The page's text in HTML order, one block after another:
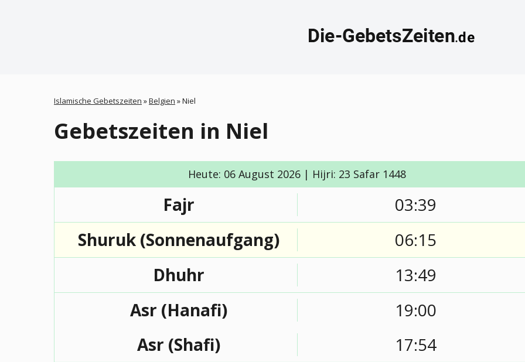
Islamische Gebetszeiten »Belgien »Niel
Gebetszeiten in Niel
Heute: 06 August 2026 | Hijri: 23 Safar 1448
Fajr
03:39
Shuruk (Sonnenaufgang)
06:15
Dhuhr
13:49
Asr (Hanafi)
19:00
Asr (Shafi)
17:54